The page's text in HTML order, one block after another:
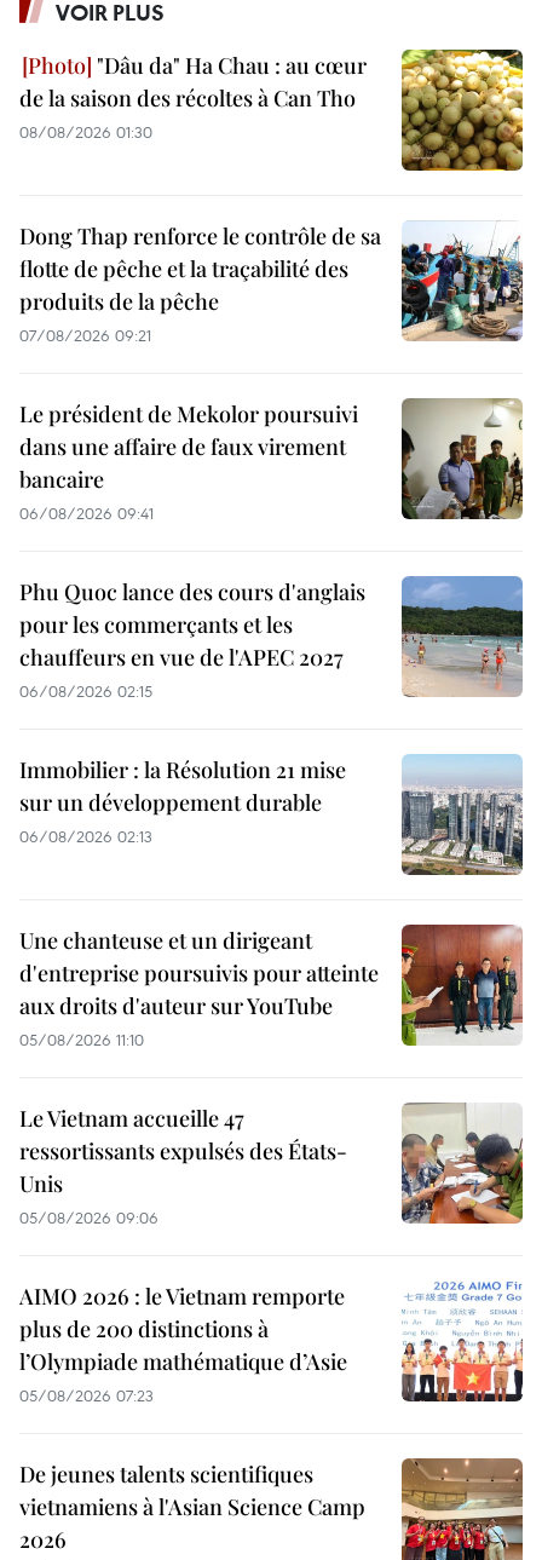
VOIR PLUS
"Dâu da" Ha Chau : au cœur
de la saison des récoltes à Can Tho
08/08/2026 01:30
Dong Thap renforce le contrôle de sa
flotte de pêche et la traçabilité des
produits de la pêche
07/08/2026 09:21
Le président de Mekolor poursuivi
dans une affaire de faux virement
bancaire
06/08/2026 09:41
Phu Quoc lance des cours d'anglais
pour les commerçants et les
chauffeurs en vue de l'APEC 2027
06/08/2026 02:15
Immobilier : la Résolution 21 mise
sur un développement durable
06/08/2026 02:13
Une chanteuse et un dirigeant
d'entreprise poursuivis pour atteinte
aux droits d'auteur sur YouTube
05/08/2026 11:10
Le Vietnam accueille 47
ressortissants expulsés des États-
Unis
05/08/2026 09:06
AIMO 2026 : le Vietnam remporte
plus de 200 distinctions à
l’Olympiade mathématique d’Asie
05/08/2026 07:23
De jeunes talents scientifiques
vietnamiens à l'Asian Science Camp
2026